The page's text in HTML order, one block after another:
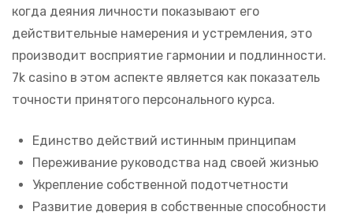
когда деяния личности показывают его
действительные намерения и устремления, это
производит восприятие гармонии и подлинности.
7k casino в этом аспекте является как показатель
точности принятого персонального курса.
Единство действий истинным принципам
Переживание руководства над своей жизнью
Укрепление собственной подотчетности
Развитие доверия в собственные способности